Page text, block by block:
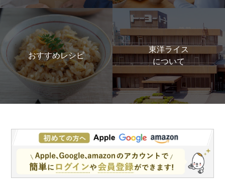
おすすめレシピ
東洋ライス
について